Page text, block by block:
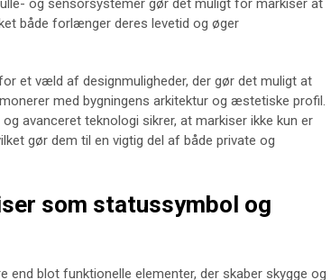
og sensorsystemer gør det muligt for markiser at
både forlænger deres levetid og øger
et væld af designmuligheder, der gør det muligt at
med bygningens arkitektur og æstetiske profil.
avanceret teknologi sikrer, at markiser ikke kun er
gør dem til en vigtig del af både private og
som statussymbol og
end blot funktionelle elementer, der skaber skygge og